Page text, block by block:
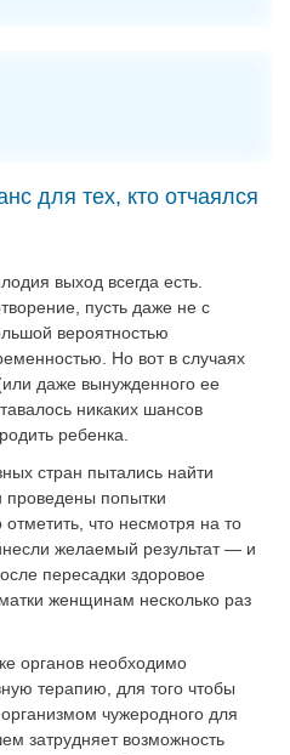
для тех, кто отчаялся
выход всегда есть.
пусть даже не с
вероятностью
Но вот в случаях
даже вынужденного ее
никаких шансов
ребенка.
стран пытались найти
попытки
что несмотря на то
желаемый результат — и
пересадки здоровое
женщинам несколько раз
органов необходимо
терапию, для того чтобы
чужеродного для
затрудняет возможность